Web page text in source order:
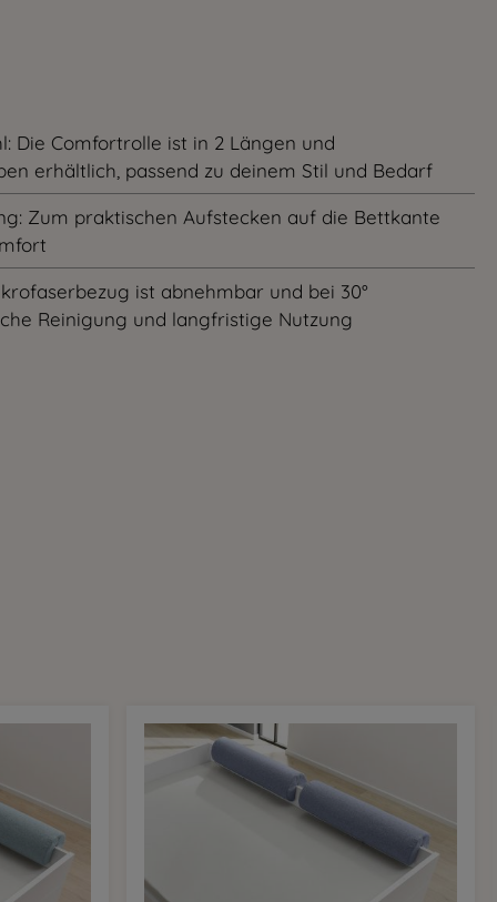
Die Comfortrolle ist in 2 Längen und
erhältlich, passend zu deinem Stil und Bedarf
Zum praktischen Aufstecken auf die Bettkante
ist abnehmbar und bei 30°
Reinigung und langfristige Nutzung